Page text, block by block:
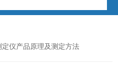
仪产品原理及测定方法